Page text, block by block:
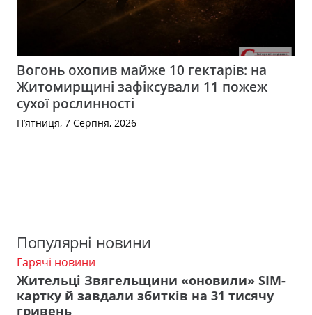
Вогонь охопив майже 10 гектарів: на
Житомирщині зафіксували 11 пожеж
сухої рослинності
П’ятниця, 7 Серпня, 2026
Популярні новини
Гарячі новини
Жительці Звягельщини «оновили» SIM-
картку й завдали збитків на 31 тисячу
гривень